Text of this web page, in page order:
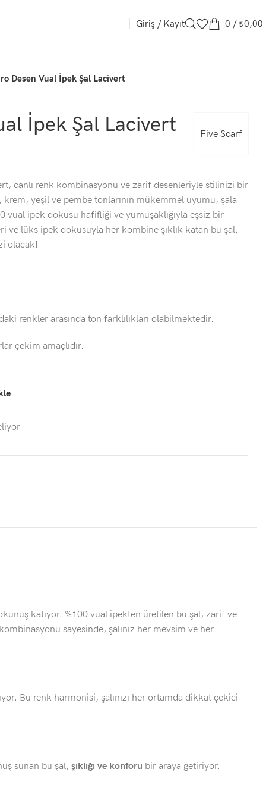
Giriş / Kayıt 0 / ₺0,00
Desen Vual İpek Şal Lacivert
Five Scarf
İpek Şal Lacivert
canlı renk kombinasyonu ve zarif desenleriyle stilinizi bir
krem, yeşil ve pembe tonlarının mükemmel uyumu, şala
vual ipek dokusu hafifliği ve yumuşaklığıyla eşsiz bir
ve lüks ipek dokusuyla her kombine şıklık katan bu şal,
olacak!
renkler arasında ton farklılıkları olabilmektedir.
çekim amaçlıdır.
katıyor. %100 vual ipekten üretilen bu şal, zarif ve
sayesinde, şalınız her mevsim ve her
Bu renk harmonisi, şalınızı her ortamda dikkat çekici
sunan bu şal, şıklığı ve konforu bir araya getiriyor.